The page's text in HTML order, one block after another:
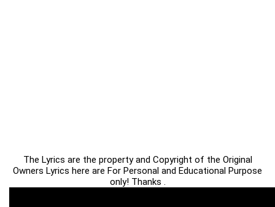
The Lyrics are the property and Copyright of the Original
Owners Lyrics here are For Personal and Educational Purpose
only! Thanks .